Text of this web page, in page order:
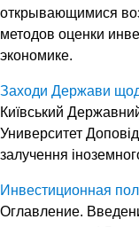
открывающимися
методов оценки
эконо­мике.
Заходи Держави
Київський
Университет
залучення
Инвестиционная
Оглавление.